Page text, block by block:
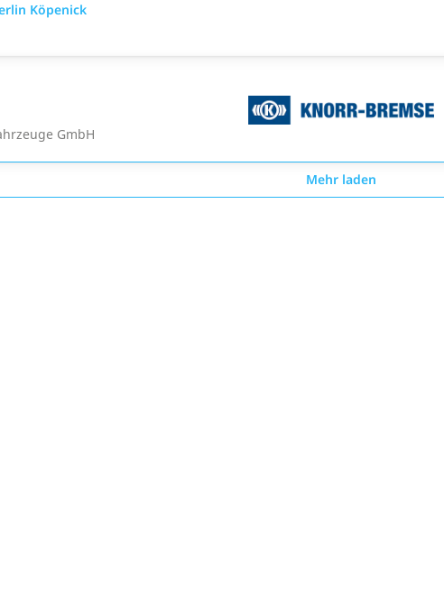
Köpenick
GmbH
Mehr laden